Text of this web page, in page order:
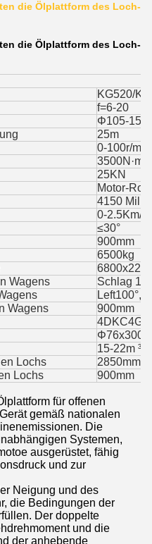
die Ölplattform des Loch-
die Ölplattform des Loch-
KG520/
f=6-20
Φ105-
25m
0-100r/min
3500N·m
25KN
Motor-
4150
0-2.5Km/h
≤30°
900mm
6500kg
Wagens
Schlag
Left100°,
Wagens
900mm
15-22m ³ /
Lochs
2850mm
Lochs
900mm
für offenen
gemäß nationalen
Die
Systemen,
ausgerüstet, fähig
und zur
Neigung und des
die Bedingungen der
Der doppelte
und die
der anhebende